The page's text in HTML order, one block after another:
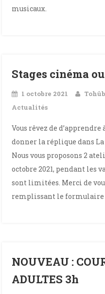
musicaux.
Stages cinéma
1 octobre 2021
Actualités
Vous rêvez de
donner la réplique dans La
Nous vous proposons 2
octobre 2021, pendant les
sont limitées. Merci de
remplissant le formulaire
NOUVEAU :
ADULTES 3h